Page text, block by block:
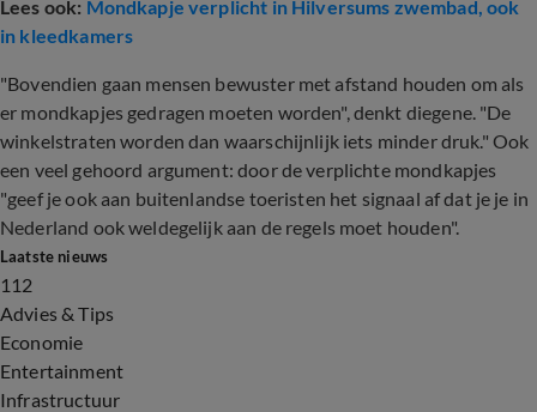
Lees ook: Mondkapje verplicht in Hilversums zwembad, ook
in kleedkamers
"Bovendien gaan mensen bewuster met afstand houden om als
er mondkapjes gedragen moeten worden", denkt diegene. "De
winkelstraten worden dan waarschijnlijk iets minder druk." Ook
een veel gehoord argument: door de verplichte mondkapjes
"geef je ook aan buitenlandse toeristen het signaal af dat je je in
Nederland ook weldegelijk aan de regels moet houden".
Laatste nieuws
112
Advies & Tips
Economie
Entertainment
Infrastructuur